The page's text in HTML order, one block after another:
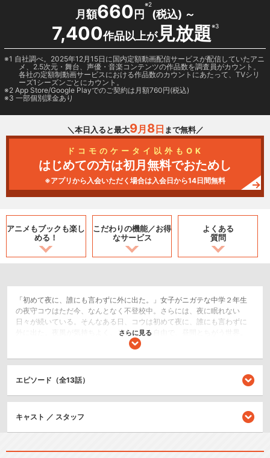
月額660 円
※2
(税込) ～
7,400作品以上が見放題※3
1 自社調べ。2025年12月15日に国内定額動画配信サービスが配信していたアニ
メ、2.5次元・舞台、声優・音楽コンテンツの作品数を調査員がカウント。
各社の定額制動画サービスにおける作品数のカウントにあたって、TVシリ
ーズ1シーズンごとにカウント。
2 App Store/Google Playでのご契約は月額760円(税込)
3 一部個別課金あり
＼本日入ると最大9月 8日 まで無料／
ドコモのケータイ以外もOK
はじめての方は初月無料でおためし
※アプリから入会いただく場合は入会日から14日間無料
アニメもブックも楽し
める！
こだわりの機能／お得
なサービス
よくある
質問
「初めて夜に、誰にも言わずに外に出た。」女子がニガテな中学２年生
の夜守コウはただ今、なんとなく不登校中。さらには、夜に眠れない
日々が続いている。そんなある日、コウは初めて夜に、誰にも言わずに
外に出た。夜風が気持ちよく、どこまでも自由で、昼間とちがう世界。
コウは夜に居場所を見つける。そこに突如、謎の美少女・七草ナズナが
るナズナ。「今日に満足できるまで、夜ふかししてみろよ。少年」夜
に、そしてナズナに魅了されていくコウは、彼女に頼み込む。「俺を吸
血鬼にしてください」ナズナは吸血鬼になる条件を教える。照れなが
ら。それは......「人が、吸血鬼に恋をすること！」果たして恋を知らない
の、特別な「よふかし」が始まる＿＿
SF/ファンタジー
さらに見る
エピソード（全13話）
キャスト ／ スタッフ